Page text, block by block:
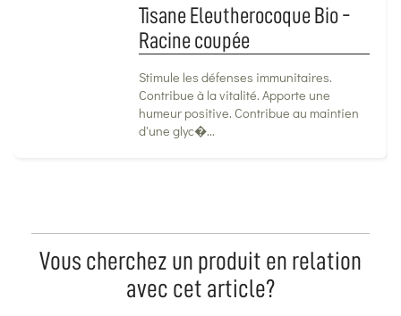
Tisane Eleutherocoque Bio -
Racine coupée
Stimule les défenses immunitaires.
Contribue à la vitalité. Apporte une
humeur positive. Contribue au maintien
d'une glyc�...
Vous cherchez un produit en relation
avec cet article?